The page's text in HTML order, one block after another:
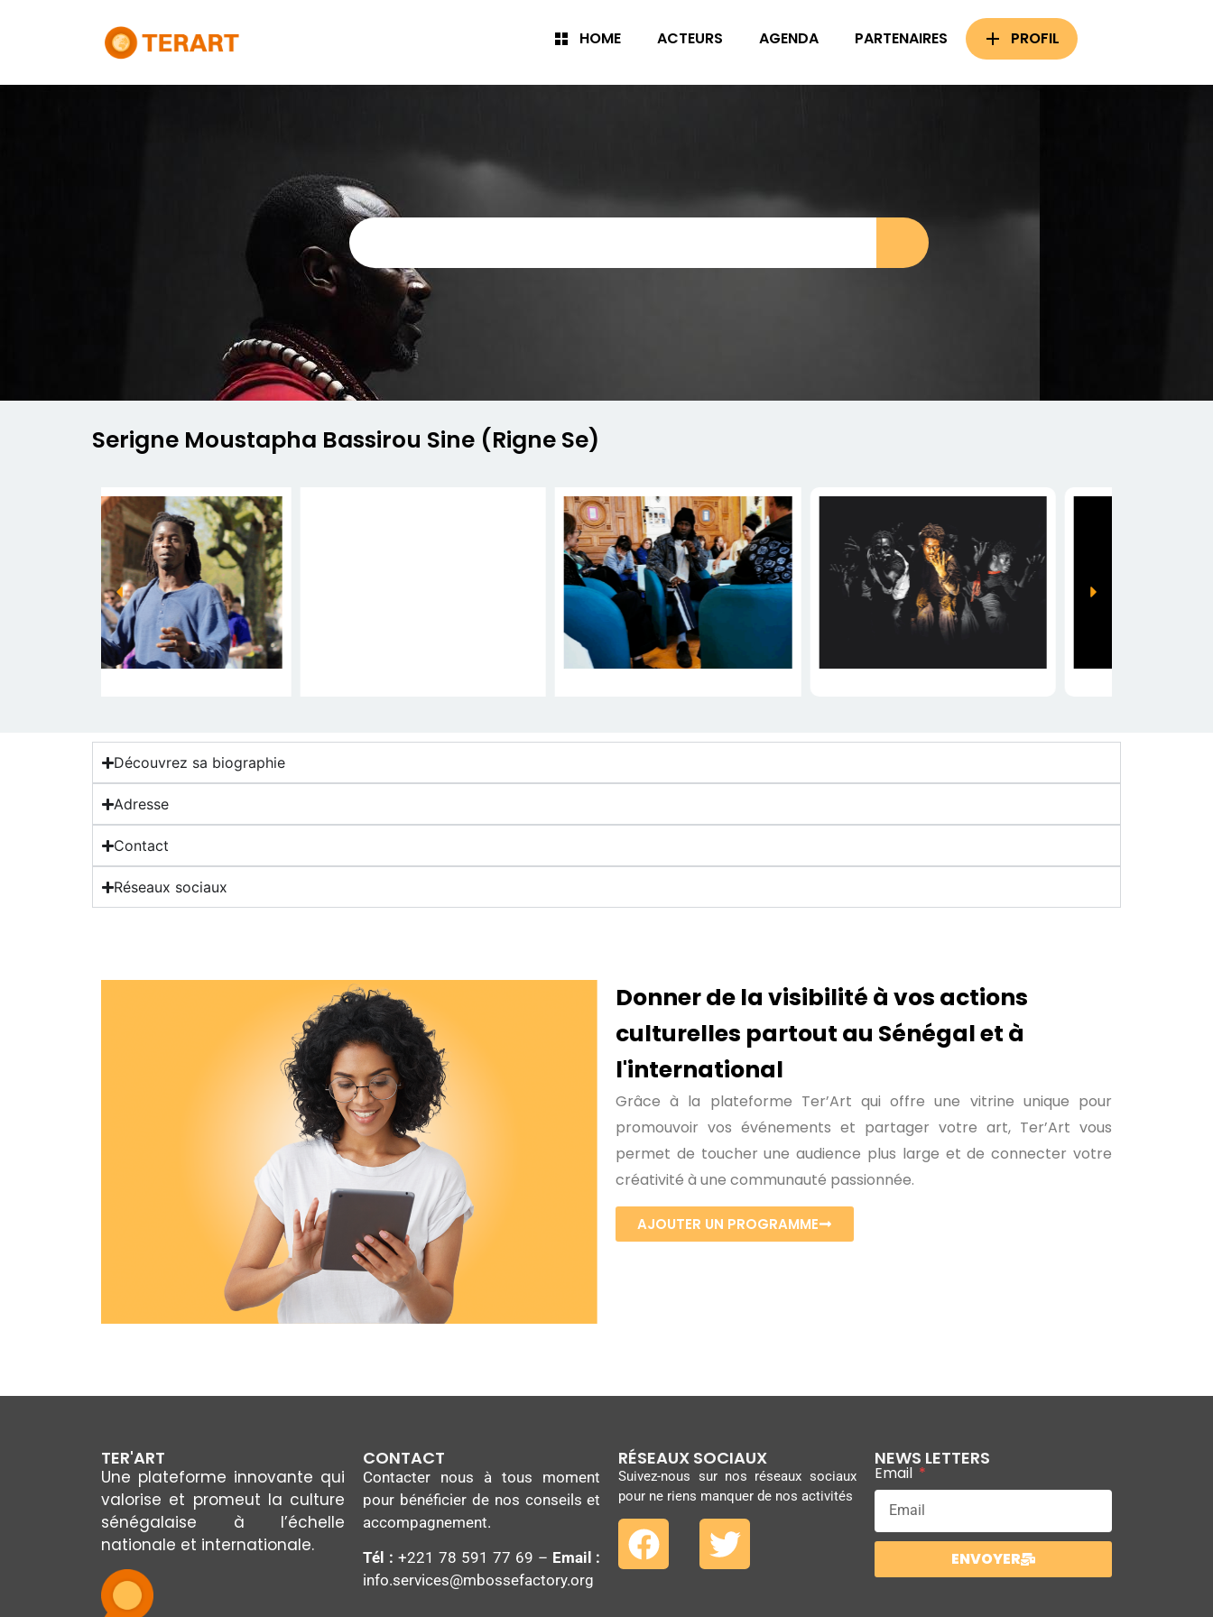
HOME ACTEURS AGENDA PARTENAIRES PROFIL
Serigne Moustapha Bassirou Sine (Rigne Se)
Découvrez sa biographie
Adresse
Contact
Réseaux sociaux
Donner de la visibilité à vos actions
culturelles partout au Sénégal et à
l'international
Grâce à la plateforme Ter’Art qui offre une vitrine unique pour
promouvoir vos événements et partager votre art, Ter’Art vous
permet de toucher une audience plus large et de connecter votre
créativité à une communauté passionnée.
AJOUTER UN PROGRAMME
TER'ART
Une plateforme innovante qui
valorise et promeut la culture
sénégalaise à l’échelle
nationale et internationale.
CONTACT
Contacter nous à tous moment
pour bénéficier de nos conseils et
accompagnement.
Tél : +221 78 591 77 69 – Email :
info.services@mbossefactory.org
RÉSEAUX SOCIAUX
Suivez-nous sur nos réseaux sociaux
pour ne riens manquer de nos activités
NEWS LETTERS
Email
ENVOYER